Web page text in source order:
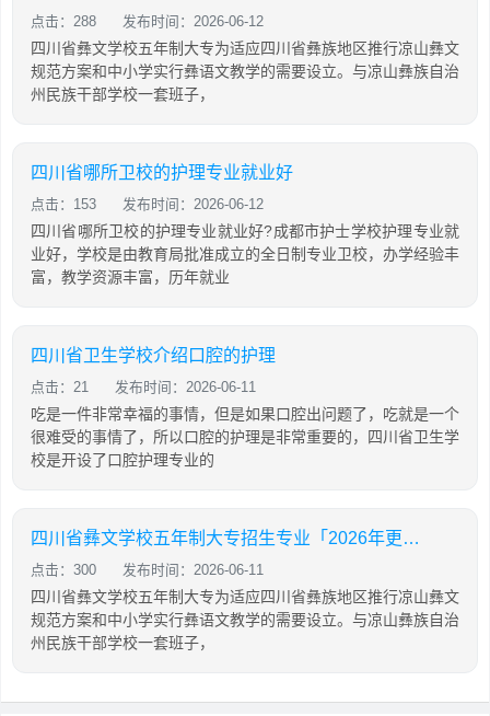
点击：288 发布时间：2026-06-12
四川省彝文学校五年制大专为适应四川省彝族地区推行凉山彝文
规范方案和中小学实行彝语文教学的需要设立。与凉山彝族自治
州民族干部学校一套班子，
四川省哪所卫校的护理专业就业好
点击：153 发布时间：2026-06-12
四川省哪所卫校的护理专业就业好?成都市护士学校护理专业就
业好，学校是由教育局批准成立的全日制专业卫校，办学经验丰
富，教学资源丰富，历年就业
四川省卫生学校介绍口腔的护理
点击：21 发布时间：2026-06-11
吃是一件非常幸福的事情，但是如果口腔出问题了，吃就是一个
很难受的事情了，所以口腔的护理是非常重要的，四川省卫生学
校是开设了口腔护理专业的
四川省彝文学校五年制大专招生专业「2026年更新」
点击：300 发布时间：2026-06-11
四川省彝文学校五年制大专为适应四川省彝族地区推行凉山彝文
规范方案和中小学实行彝语文教学的需要设立。与凉山彝族自治
州民族干部学校一套班子，